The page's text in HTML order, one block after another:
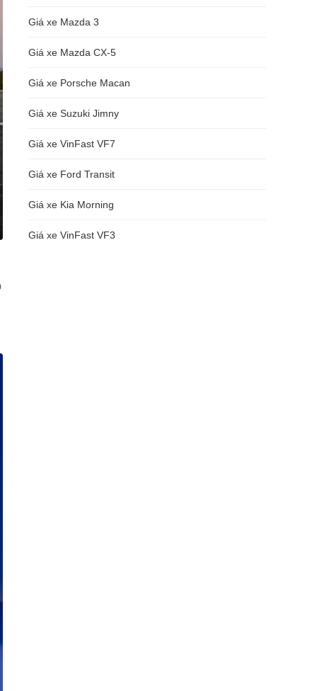
Giá xe Mazda 3
Giá xe Mazda CX-5
Giá xe Porsche Macan
Giá xe Suzuki Jimny
Giá xe VinFast VF7
Giá xe Ford Transit
Giá xe Kia Morning
Giá xe VinFast VF3